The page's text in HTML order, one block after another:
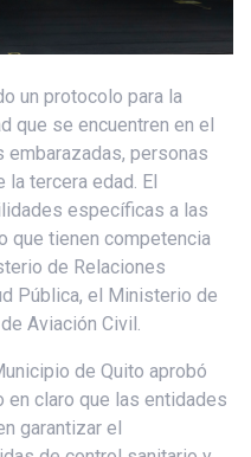
un protocolo para la
que se encuentren en el
personas
tercera edad. El
específicas a las
que tienen competencia
de Relaciones
Pública, el Ministerio de
Aviación Civil.
de Quito aprobó
claro que las entidades
garantizar el